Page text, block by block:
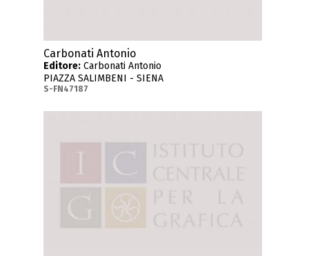
Carbonati Antonio
Editore: Carbonati Antonio
PIAZZA SALIMBENI - SIENA
S-FN47187